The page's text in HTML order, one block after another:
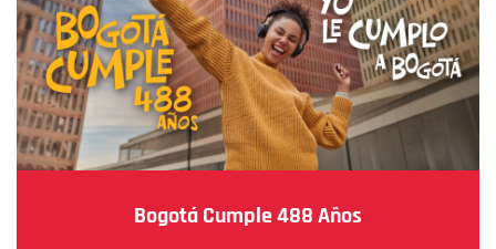
Bogotá Cumple 488 Años